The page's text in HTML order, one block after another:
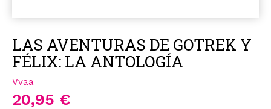
LAS AVENTURAS DE GOTREK Y
FÉLIX: LA ANTOLOGÍA
Vvaa
20,95 €